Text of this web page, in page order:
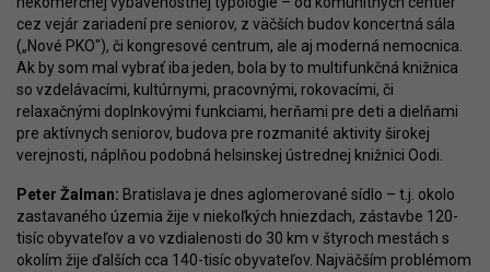
cez vejár zariadení pre seniorov, z väčších budov koncertná sála
(„Nové PKO"), či kongresové centrum, ale aj moderná nemocnica.
Ak by som mal vybrať iba jeden, bola by to multifunkčná knižnica
so vzdelávacími, kultúrnymi, pracovnými, rokovacími, či
relaxačnými doplnkovými funkciami, herňami pre deti a dielňami
pre aktívnych seniorov, budova pre rozmanité aktivity širokej
verejnosti, náplňou podobná helsinskej ústrednej knižnici Oodi.
Peter Žalman: Bratislava je dnes aglomerované sídlo – t.j. okolo
zastavaného územia žije v niekoľkých hniezdach, zástavbe 120-
tisíc obyvateľov a vo vzdialenosti do 30 km v štyroch mestách s
okolím žije ďalších cca 140-tisíc obyvateľov. Najväčším problémom